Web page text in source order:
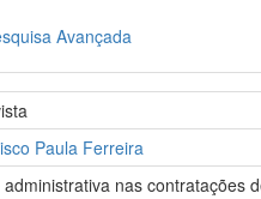
Avançada
Paula Ferreira
nas contratações